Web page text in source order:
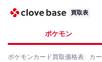
買取表
ポケモン
ポケモンカード買取価格表 カ